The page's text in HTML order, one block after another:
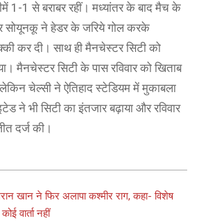
1-1 से बराबर रहीं। मध्यांतर के बाद मैच के
सोयूनकू ने हेडर के जरिये गोल करके
कर दी। साथ ही मैनचेस्‍टर सिटी को
मैनचेस्‍टर सिटी के पास रविवार को खिताब
चेल्‍सी ने ऐतिहाद स्‍टेडियम में मुकाबला
ने भी सिटी का इंतजार बढ़ाया और रविवार
दर्ज की।
खान ने फिर अलापा कश्मीर राग, कहा- विशेष
वार्ता नहीं